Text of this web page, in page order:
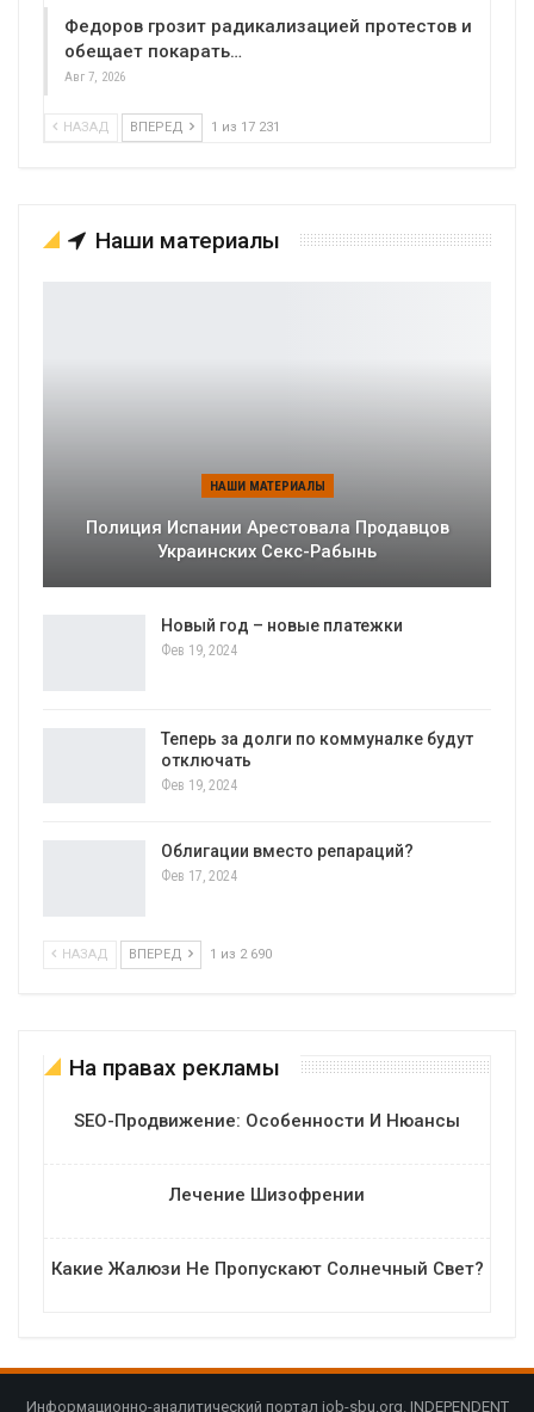
Федоров грозит радикализацией протестов и
обещает покарать…
Авг 7, 2026
НАЗАД ВПЕРЕД 1 из 17 231
Наши материалы
НАШИ МАТЕРИАЛЫ
Полиция Испании Арестовала Продавцов
Украинских Секс-Рабынь
Новый год – новые платежки
Фев 19, 2024
Теперь за долги по коммуналке будут
отключать
Фев 19, 2024
Облигации вместо репараций?
Фев 17, 2024
НАЗАД ВПЕРЕД 1 из 2 690
На правах рекламы
SEO-Продвижение: Особенности И Нюансы
Лечение Шизофрении
Какие Жалюзи Не Пропускают Солнечный Свет?
Информационно-аналитический портал job-sbu.org. INDEPENDENT